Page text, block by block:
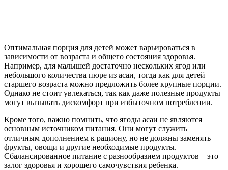
Оптимальная порция для детей может варьироваться в
зависимости от возраста и общего состояния здоровья.
Например, для малышей достаточно нескольких ягод или
небольшого количества пюре из асаи, тогда как для детей
старшего возраста можно предложить более крупные порции.
Однако не стоит увлекаться, так как даже полезные продукты
могут вызывать дискомфорт при избыточном потреблении.
Кроме того, важно помнить, что ягоды асаи не являются
основным источником питания. Они могут служить
отличным дополнением к рациону, но не должны заменять
фрукты, овощи и другие необходимые продукты.
Сбалансированное питание с разнообразием продуктов – это
залог здоровья и хорошего самочувствия ребенка.